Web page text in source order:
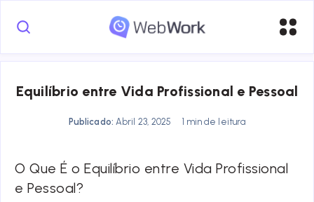
Equilíbrio entre Vida Profissional e Pessoal
Publicado: Abril 23, 2025 1 min de leitura
O Que É o Equilíbrio entre Vida Profissional
e Pessoal?